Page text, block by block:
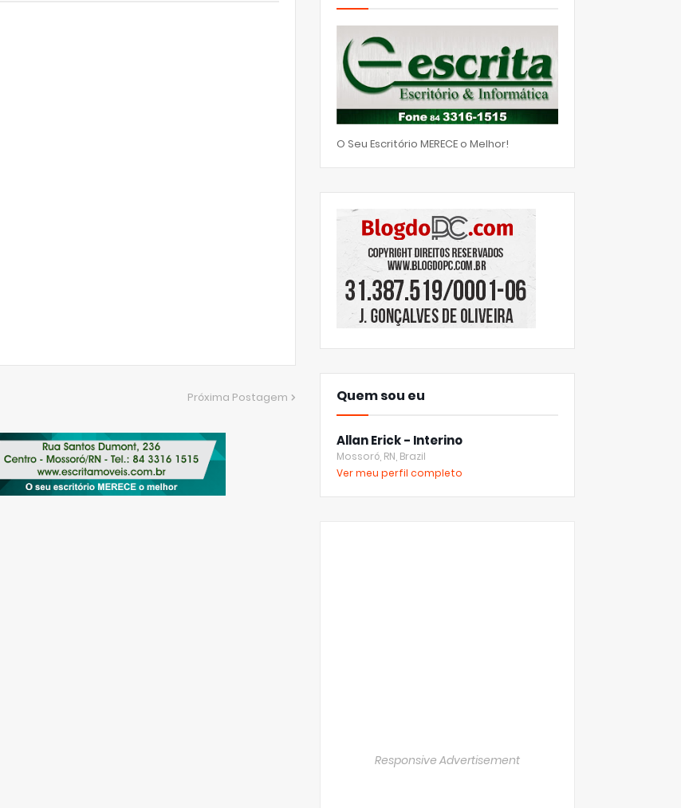
Próxima Postagem
O Seu Escritório MERECE o Melhor!
Quem sou eu
Allan Erick - Interino
Mossoró, RN, Brazil
Ver meu perfil completo
Responsive Advertisement